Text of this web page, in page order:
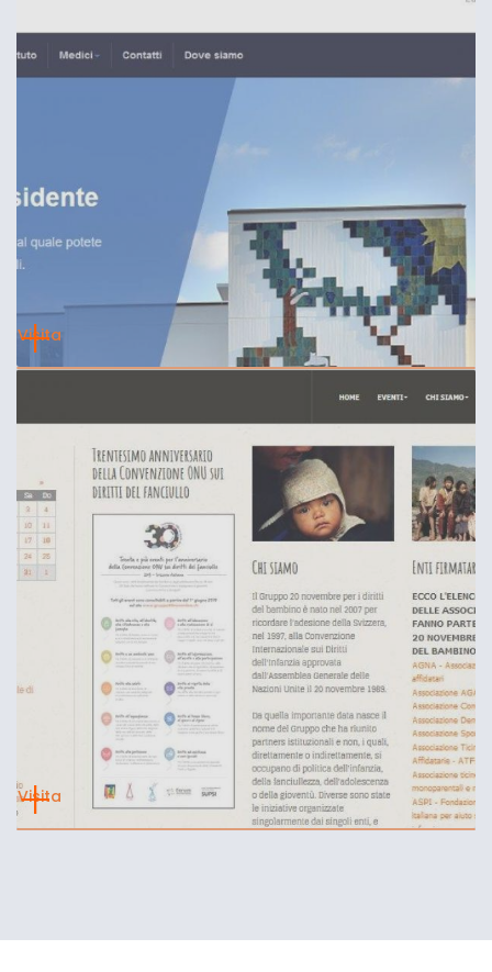
Visita
Visita